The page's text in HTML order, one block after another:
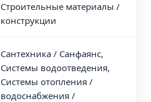
Строительные материалы /
конструкции
Сантехника / Санфаянс,
Системы водоотведения,
Системы отопления /
водоснабжения /